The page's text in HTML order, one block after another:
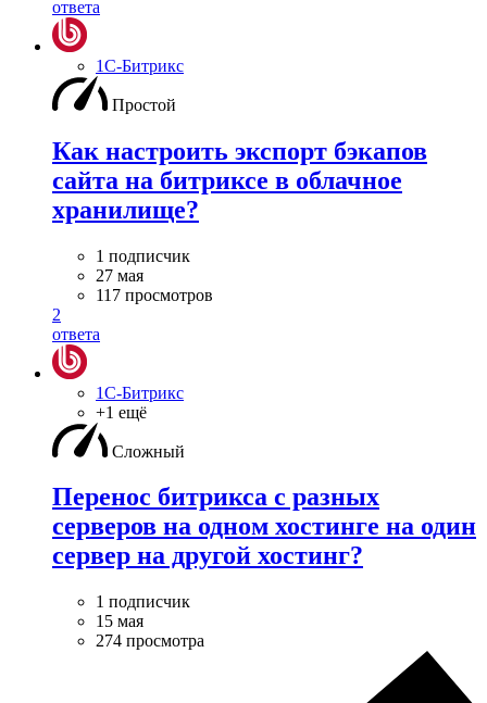
ответа
1С-Битрикс
Простой
Как настроить экспорт бэкапов
сайта на битриксе в облачное
хранилище?
1 подписчик
27 мая
117 просмотров
2
ответа
1С-Битрикс
+1 ещё
Сложный
Перенос битрикса с разных
серверов на одном хостинге на один
сервер на другой хостинг?
1 подписчик
15 мая
274 просмотра